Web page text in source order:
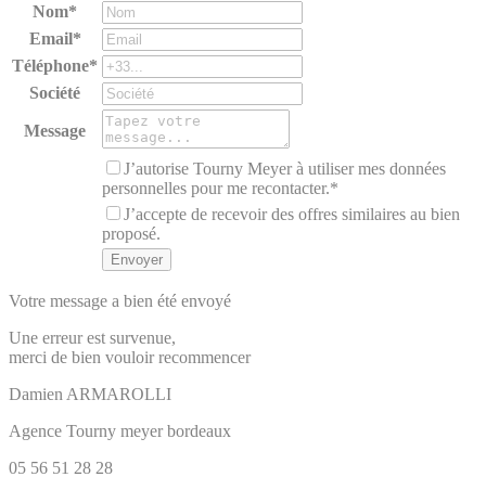
Nom*
Email*
Téléphone*
Société
Message
J’autorise Tourny Meyer à utiliser mes données
personnelles pour me recontacter.*
J’accepte de recevoir des offres similaires au bien
proposé.
Votre message a bien été envoyé
Une erreur est survenue,
merci de bien vouloir recommencer
Damien ARMAROLLI
Agence Tourny meyer bordeaux
05 56 51 28 28